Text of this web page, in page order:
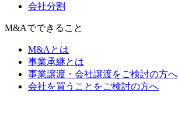
会社分割
M&Aでできること
M&Aとは
事業承継とは
事業譲渡・会社譲渡をご検討の方へ
会社を買うことをご検討の方へ